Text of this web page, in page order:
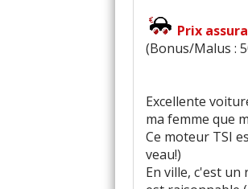
Prix
(Bonus/Malus :
Excellente
ma femme que
Ce moteur TSI
veau!)
En ville, c'est un